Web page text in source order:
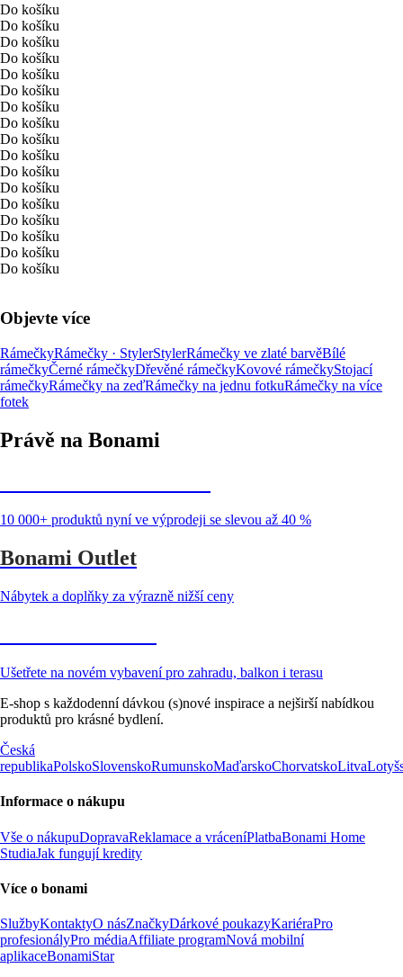
Do košíku
Do košíku
Do košíku
Do košíku
Do košíku
Do košíku
Do košíku
Do košíku
Do košíku
Do košíku
Do košíku
Do košíku
Do košíku
Do košíku
Do košíku
Do košíku
Do košíku
Objevte více
RámečkyRámečky · StylerStylerRámečky ve zlaté barvěBílé
rámečkyČerné rámečkyDřevěné rámečkyKovové rámečkyStojací
rámečkyRámečky na zeďRámečky na jednu fotkuRámečky na více
fotek
Právě na Bonami
10 000+ produktů nyní ve výprodeji se slevou až 40 %
Bonami Outlet
Nábytek a doplňky za výrazně nižší ceny
Ušetřete na novém vybavení pro zahradu, balkon i terasu
E-shop s každodenní dávkou (s)nové inspirace a nejširší nabídkou
produktů pro krásné bydlení.
Česká
republikaPolskoSlovenskoRumunskoMaďarskoChorvatskoLitva
Informace o nákupu
Vše o nákupuDopravaReklamace a vráceníPlatbaBonami Home
StudiaJak fungují kredity
Více o bonami
SlužbyKontaktyO násZnačkyDárkové poukazyKariéraPro
profesionályPro médiaAffiliate programNová mobilní
aplikaceBonamiStar